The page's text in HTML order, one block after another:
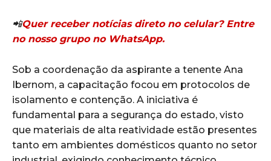
📲Quer receber notícias direto no celular? Entre
no nosso grupo no WhatsApp.
Sob a coordenação da aspirante a tenente Ana
Ibernom, a capacitação focou em protocolos de
isolamento e contenção. A iniciativa é
fundamental para a segurança do estado, visto
que materiais de alta reatividade estão presentes
tanto em ambientes domésticos quanto no setor